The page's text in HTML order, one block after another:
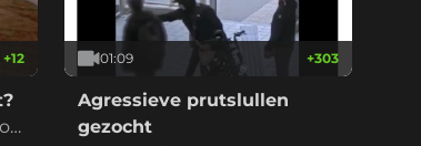
+12 01:09 +303
Agressieve prutslullen
gezocht